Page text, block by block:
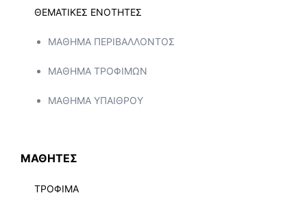
ΘΕΜΑΤΙΚΕΣ ΕΝΟΤΗΤΕΣ
ΜΑΘΗΜΑ ΠΕΡΙΒΑΛΛΟΝΤΟΣ
ΜΑΘΗΜΑ ΤΡΟΦΙΜΩΝ
ΜΑΘΗΜΑ ΥΠΑΙΘΡΟΥ
ΜΑΘΗΤΕΣ
ΤΡΟΦΙΜΑ